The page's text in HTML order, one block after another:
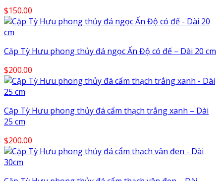
$150.00
Cặp Tỳ Hưu phong thủy đá ngọc Ấn Độ có đế – Dài 20 cm
$200.00
Cặp Tỳ Hưu phong thủy đá cẩm thạch trắng xanh – Dài
25 cm
$200.00